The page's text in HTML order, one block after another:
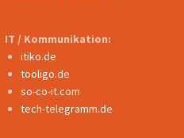
IT / Kommunikation:
itiko.de
tooligo.de
so-co-it.com
tech-telegramm.de